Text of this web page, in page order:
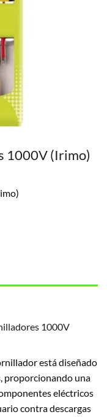
1000V (Irimo)
1000V
está diseñado
proporcionando una
eléctricos
contra descargas